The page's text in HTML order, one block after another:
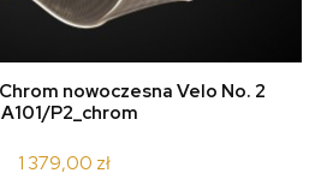
nowoczesna Velo No. 2
P2_chrom
1 379,00 zł